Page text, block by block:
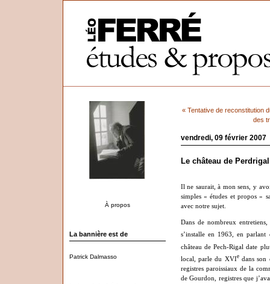
À propos
La bannière est de
Patrick Dalmasso
« Tentative de reconstitution
des
vendredi, 09 février 2007
Le château de Perdrigal
Il ne saurait, à mon sens, y
simples « études et propos»
avec notre sujet.
Dans de nombreux
s’installe en 1963, en parlant
château de Pech-Rigal date
local, parle du XVIedans son
registres paroissiaux de la
de Gourdon, registres que j’